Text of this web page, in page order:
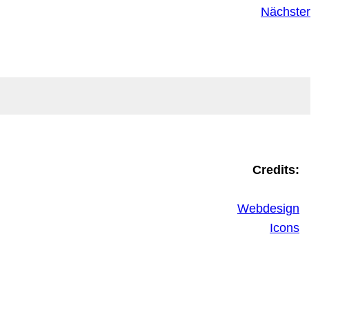
Nächster
Credits:
Webdesign
Icons